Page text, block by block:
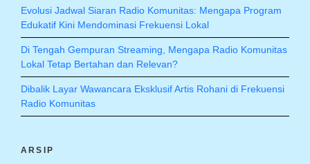
Evolusi Jadwal Siaran Radio Komunitas: Mengapa Program
Edukatif Kini Mendominasi Frekuensi Lokal
Di Tengah Gempuran Streaming, Mengapa Radio Komunitas
Lokal Tetap Bertahan dan Relevan?
Dibalik Layar Wawancara Eksklusif Artis Rohani di Frekuensi
Radio Komunitas
ARSIP